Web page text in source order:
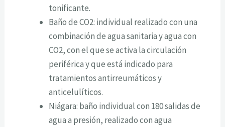
tonificante.
Baño de CO2: individual realizado con una
combinación de agua sanitaria y agua con
CO2, con el que se activa la circulación
periférica y que está indicado para
tratamientos antirreumáticos y
anticelulíticos.
Niágara: baño individual con 180 salidas de
agua a presión, realizado con agua